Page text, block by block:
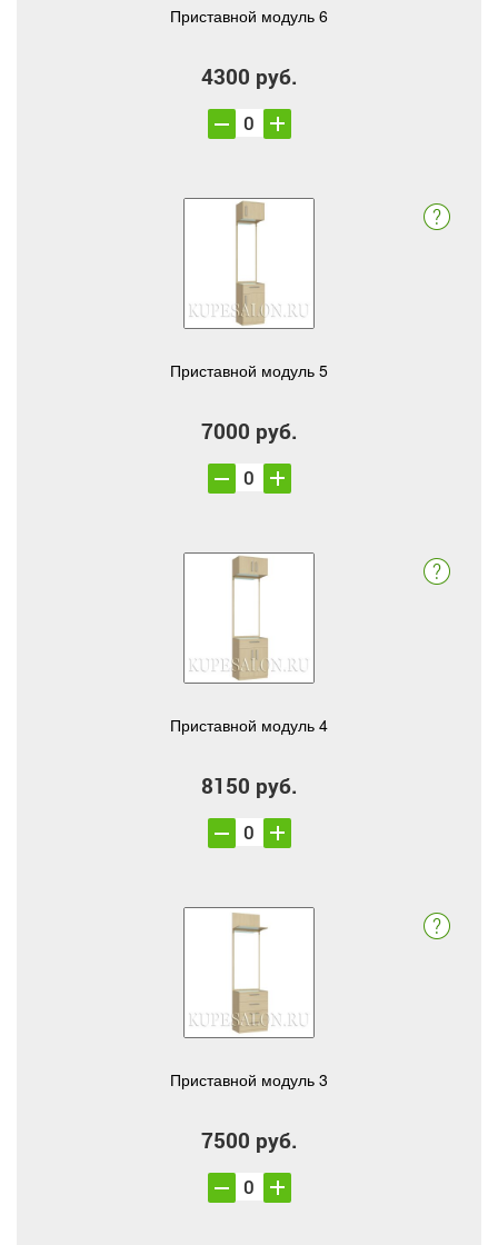
Приставной модуль 6
4300 руб.
Приставной модуль 5
7000 руб.
Приставной модуль 4
8150 руб.
Приставной модуль 3
7500 руб.